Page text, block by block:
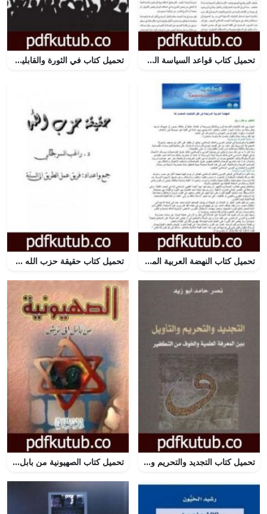
تحميل كتاب قواعد السياسة الشرعية في تقديم وجود الدولة المسلمة ومصالحها على إقامة الحدود PDF تأليف محمد علي النجار مجانا [كامل] تحميل كتاب في الثورة والقابلية للثورة PDF تأليف عزمي بشارة مجانا [كامل]
تحميل كتاب النهضة العربية المرتجاة في ظل الثنائيات المتصارعة PDF تأليف د. برهان زريق مجانا [كامل] تحميل كتاب حقيقة حزب الله PDF تأليف راغب السرجاني مجانا [كامل]
تحميل كتاب التجديد والتحريم والتأويل بين المعرفة العلمية والخوف من التفكير PDF تأليف نصر حامد أبو زيد مجانا [كامل] تحميل كتاب الصهيونية من بابل إلى بوش PDF تأليف إبراهيم الحارتي مجانا [كامل]